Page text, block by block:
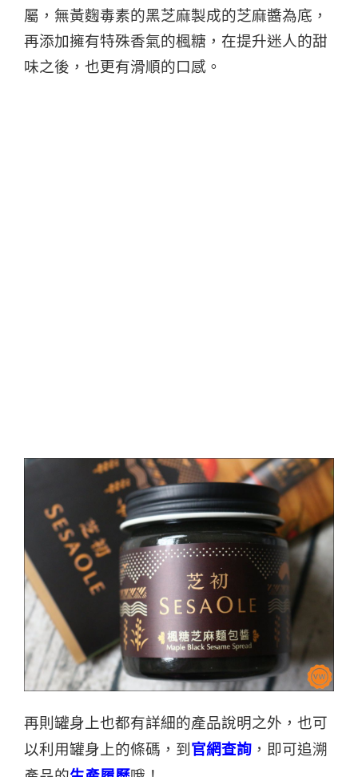
屬，無黃麴毒素的黑芝麻製成的芝麻醬為底，
再添加擁有特殊香氣的楓糖，在提升迷人的甜
味之後，也更有滑順的口感。
再則罐身上也都有詳細的產品說明之外，也可
以利用罐身上的條碼， 到 官網查詢 ，即可追溯